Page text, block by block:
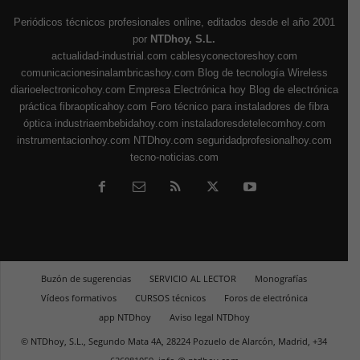
Periódicos técnicos profesionales online, editados desde el año 2001
por NTDhoy, S.L.
actualidad-industrial.com cablesyconectoreshoy.com
comunicacionesinalambricashoy.com Blog de tecnología Wireless
diarioelectronicohoy.com Empresa Electrónica hoy Blog de electrónica
práctica fibraopticahoy.com Foro técnico para instaladores de fibra
óptica industriaembebidahoy.com instaladoresdetelecomhoy.com
instrumentacionhoy.com NTDhoy.com seguridadprofesionalhoy.com
tecno-noticias.com
Buzón de sugerencias SERVICIO AL LECTOR
Monografías
Vídeos formativos
CURSOS técnicos
Foros de electrónica
app NTDhoy
Aviso legal NTDhoy
© NTDhoy, S.L., Segundo Mata 4A, 28224 Pozuelo de Alarcón, Madrid, +34